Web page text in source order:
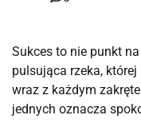
Sukces to nie punkt
pulsująca rzeka,
wraz z każdym
jednych oznacza